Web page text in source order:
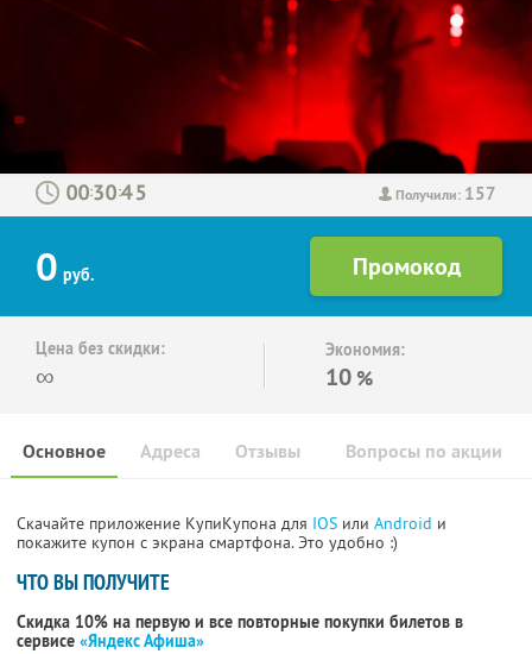
Получили: 157
: :
0 руб.
Цена без скидки:
∞
Экономия:
10 %
Основное Отзывы Вопросы по акции
Адреса
Скачайте приложение КупиКупона для IOS или Android и
покажите купон с экрана смартфона. Это удобно :)
ЧТО ВЫ ПОЛУЧИТЕ
Скидка 10% на первую и все повторные покупки билетов в
сервисе «Яндекс Афиша»